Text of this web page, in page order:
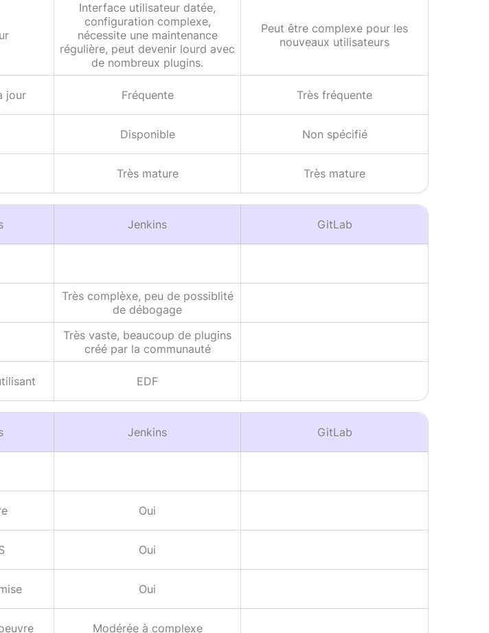
Interface utilisateur datée,
configuration complexe,
nécessite une maintenance
régulière, peut devenir lourd avec
de nombreux plugins.
Peut être complexe pour les
nouveaux utilisateurs
jour Fréquente Très fréquente
Disponible Non spécifié
Très mature Très mature
Jenkins GitLab
Très complèxe, peu de possiblité
de débogage
Très vaste, beaucoup de plugins
créé par la communauté
EDF
Jenkins GitLab
Oui
Oui
Oui
Modérée à complexe